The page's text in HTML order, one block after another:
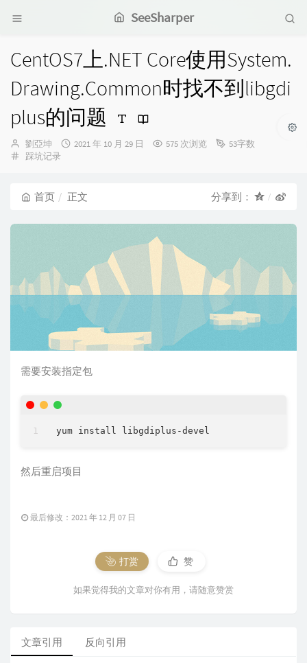
SeeSharper
CentOS7上.NET Core使用System.
Drawing.Common时找不到libgdi
plus的问题
博
主：
劉亞坤
发
2021 年 10 月 29 日 575 次浏览
53字数
分
踩坑记录
首页 正文 分享到：
需要安装指定包
然后重启项目
最后修改：2021 年 12 月 07 日
打赏 赞
如果觉得我的文章对你有用，请随意赞赏
文章引用 反向引用